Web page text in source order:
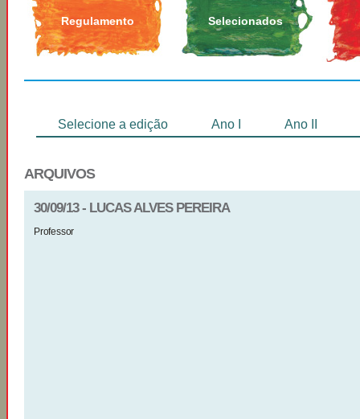
Regulamento Selecionados
Selecione a edição Ano I Ano II
ARQUIVOS
30/09/13 - LUCAS ALVES PEREIRA
Professor